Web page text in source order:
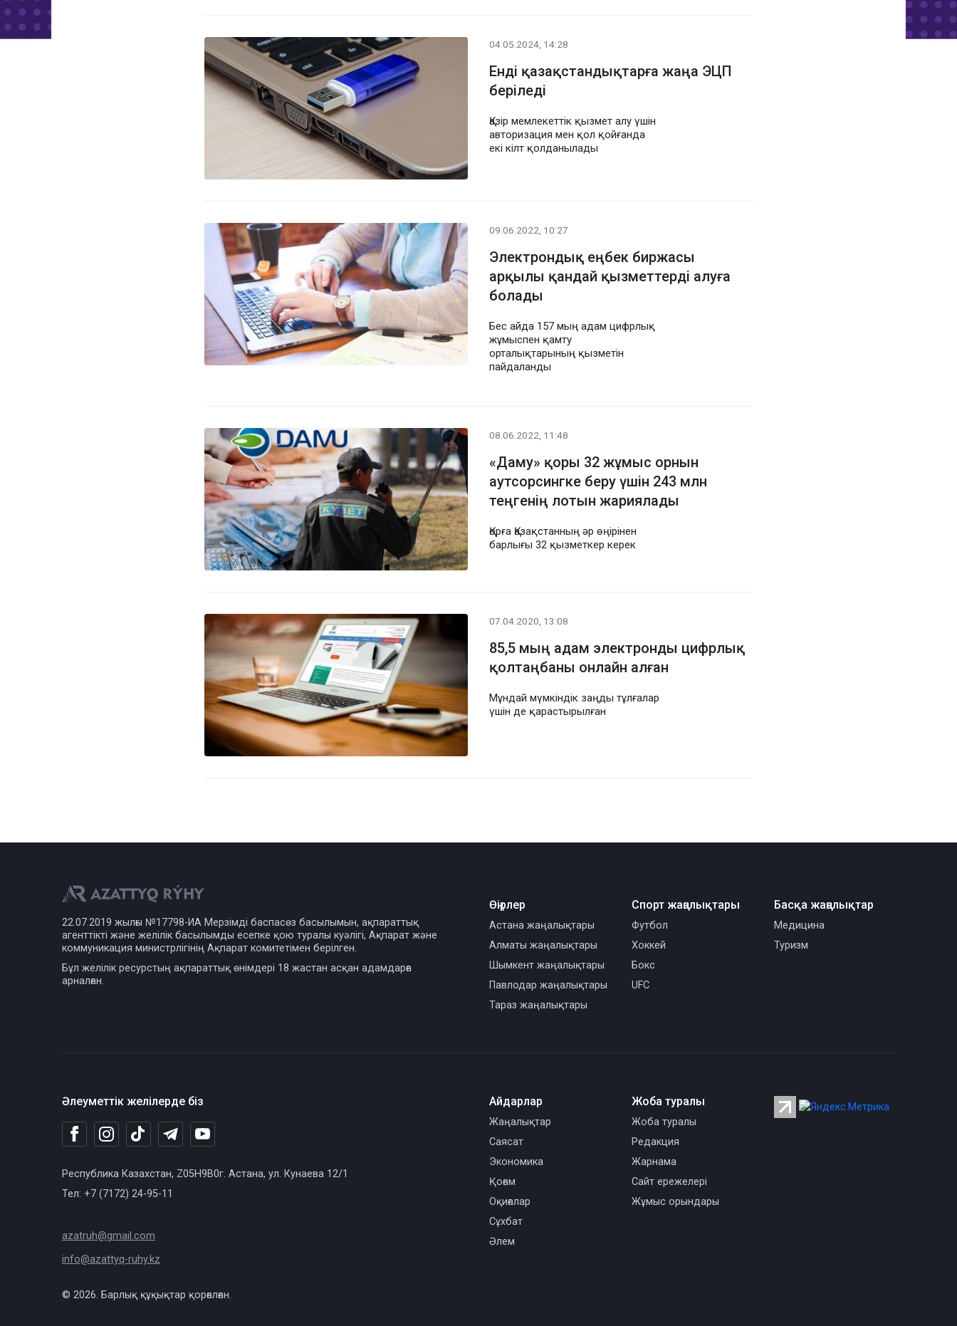
04.05.2024, 14:28
Енді қазақстандықтарға жаңа ЭЦП
беріледі
Қазір мемлекеттік қызмет алу үшін
авторизация мен қол қойғанда
екі кілт қолданылады
09.06.2022, 10:27
Электрондық еңбек биржасы
арқылы қандай қызметтерді алуға
болады
Бес айда 157 мың адам цифрлық
жұмыспен қамту
орталықтарының қызметін
пайдаланды
08.06.2022, 11:48
«Даму» қоры 32 жұмыс орнын
аутсорсингке беру үшін 243 млн
теңгенің лотын жариялады
Қорға Қазақстанның әр өңірінен
барлығы 32 қызметкер керек
07.04.2020, 13:08
85,5 мың адам электронды цифрлық
қолтаңбаны онлайн алған
Мұндай мүмкіндік заңды тұлғалар
үшін де қарастырылған
22.07.2019 жылғы №17798-ИА Мерзімді баспасөз басылымын, ақпараттық
агенттікті және желілік басылымды есепке қою туралы куәлігі, Ақпарат және
коммуникация министрлігінің Ақпарат комитетімен берілген.
Бұл желілік ресурстың ақпараттық өнімдері 18 жастан асқан адамдарға
арналған.
Өңірлер
Астана жаңалықтары
Алматы жаңалықтары
Шымкент жаңалықтары
Павлодар жаңалықтары
Тараз жаңалықтары
Спорт жаңалықтары
Футбол
Хоккей
Бокс
UFC
Басқа жаңалықтар
Медицина
Туризм
Әлеуметтік желілерде біз
Республика Казахстан, Z05H9B0г. Астана, ул. Кунаева 12/1
Тел: +7 (7172) 24-95-11
azatruh@gmail.com
info@azattyq-ruhy.kz
Айдарлар
Жаңалықтар
Саясат
Экономика
Қоғам
Оқиғалар
Сұхбат
Әлем
Жоба туралы
Жоба туралы
Редакция
Жарнама
Сайт ережелері
Жұмыс орындары
© 2026. Барлық құқықтар қорғалған.